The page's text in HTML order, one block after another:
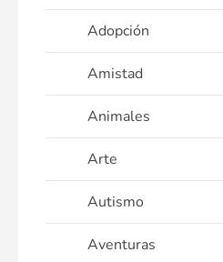
Adopción
Amistad
Animales
Arte
Autismo
Aventuras